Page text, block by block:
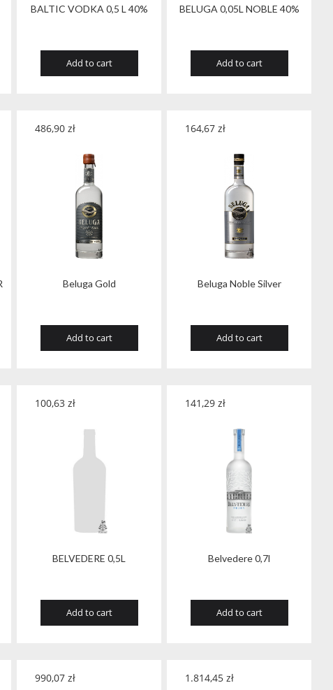
BALTIC VODKA 0,5 L 40%
Add to cart
BELUGA 0,05L NOBLE 40%
Add to cart
Beluga Gold
486,90zł
Add to cart
Beluga Noble Silver
164,67zł
Add to cart
BELVEDERE 0,5L
100,63zł
Add to cart
Belvedere 0,7l
141,29zł
Add to cart
990,07zł 1.814,45zł